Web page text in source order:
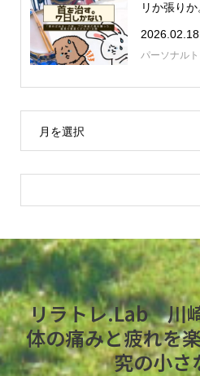
リか張りか
2026.02.18
パーソナル
月を選択
リラトレ.Lab 川
体の痛みと疲れを
究の小さ